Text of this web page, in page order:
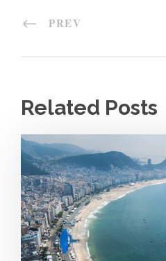
PREV
Related Posts